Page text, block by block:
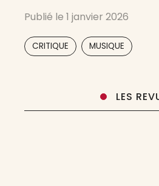
a généré en 1995
Jazz, regroupant à ce jour
maisons de disques
Publié le 1 janvier 2026
CRITIQUE MUSIQUE
LES